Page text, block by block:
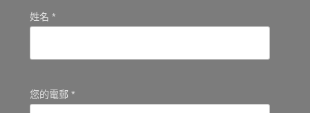
姓名 *
您的電郵 *